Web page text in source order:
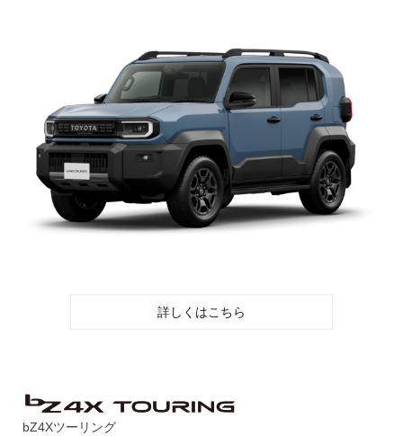
詳しくはこちら
bZ4Xツーリング